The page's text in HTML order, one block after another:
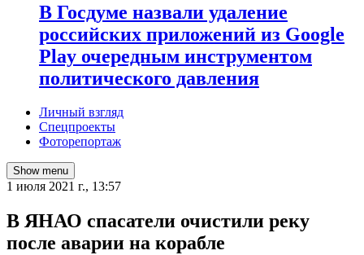
В Госдуме назвали удаление
российских приложений из Google
Play очередным инструментом
политического давления
Личный взгляд
Спецпроекты
Фоторепортаж
Show menu
1 июля 2021 г., 13:57
В ЯНАО спасатели очистили реку
после аварии на корабле